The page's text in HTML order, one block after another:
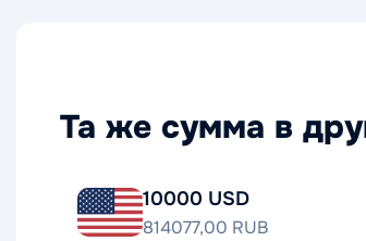
Та же сумма в
10000 USD
814077,00 RUB